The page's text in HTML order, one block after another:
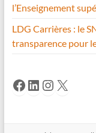
l’Enseignement
LDG Carrières : le
transparence pour
Facebook
LinkedIn
Instagram
X